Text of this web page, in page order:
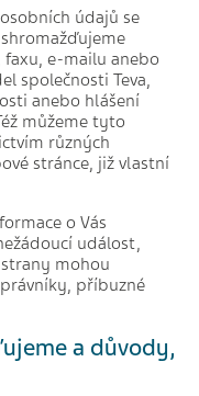
údajů se
e-mailu anebo
společnosti Teva,
anebo hlášení
můžeme tyto
různých
stránce, již vlastní
o Vás
událost,
mohou
příbuzné
a důvody,